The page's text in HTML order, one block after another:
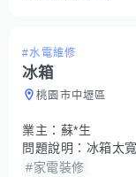
#水電維修
冰箱
桃園市中壢區
業主： 蘇*生
問題說明： 冰箱太寬
#家電裝修